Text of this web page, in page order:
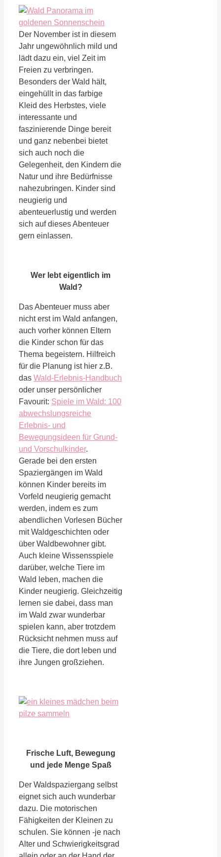
Der November ist in diesem
Jahr ungewöhnlich mild und
lädt dazu ein, viel Zeit im
Freien zu verbringen.
Besonders der Wald hält,
eingehüllt in das farbige
Kleid des Herbstes, viele
interessante und
faszinierende Dinge bereit
und ganz nebenbei bietet
sich auch noch die
Gelegenheit, den Kindern die
Natur und ihre Bedürfnisse
nahezubringen. Kinder sind
neugierig und
abenteuerlustig und werden
sich auf dieses Abenteuer
gern einlassen.
Wer lebt eigentlich im
Wald?
Das Abenteuer muss aber
nicht erst im Wald anfangen,
auch vorher können Eltern
die Kinder schon für das
Thema begeistern. Hilfreich
für die Planung ist hier z.B.
das Wald-Erlebnis-Handbuch
oder unser persönlicher
Favourit: Spiele im Wald: 100
abwechslungsreiche
Erlebnis- und
Bewegungsideen für Grund-
und Vorschulkinder.
Gerade bei den ersten
Spaziergängen im Wald
können Kinder bereits im
Vorfeld neugierig gemacht
werden, indem es zum
abendlichen Vorlesen Bücher
mit Waldgeschichten oder
über Waldbewohner gibt.
Auch kleine Wissensspiele
darüber, welche Tiere im
Wald leben, machen die
Kinder neugierig. Gleichzeitig
lernen sie dabei, dass man
im Wald zwar wunderbar
spielen kann, aber trotzdem
Rücksicht nehmen muss auf
die Tiere, die dort leben und
ihre Jungen großziehen.
Frische Luft, Bewegung
und jede Menge Spaß
Der Waldspaziergang selbst
eignet sich auch wunderbar
dazu. Die motorischen
Fähigkeiten der Kleinen zu
schulen. Sie können -je nach
Alter und Schwierigkeitsgrad